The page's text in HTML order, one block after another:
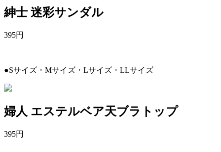
紳士 迷彩サンダル
395円
●Sサイズ・Mサイズ・Lサイズ・LLサイズ
婦人 エステルベア天ブラトップ
395円